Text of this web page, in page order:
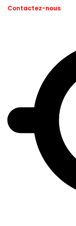
Contactez-nous